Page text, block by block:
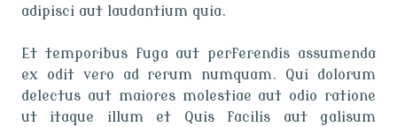
adipisci aut laudantium quia.
Et temporibus fuga aut perferendis assumenda
ex odit vero ad rerum numquam. Qui dolorum
delectus aut maiores molestiae aut odio ratione
ut itaque illum et Quis facilis aut galisum